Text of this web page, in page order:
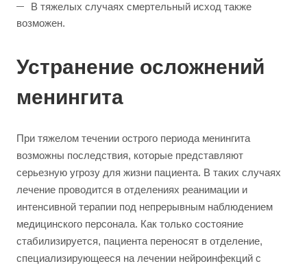
В тяжелых случаях смертельный исход также
возможен.
Устранение осложнений
менингита
При тяжелом течении острого периода менингита
возможны последствия, которые представляют
серьезную угрозу для жизни пациента. В таких случаях
лечение проводится в отделениях реанимации и
интенсивной терапии под непрерывным наблюдением
медицинского персонала. Как только состояние
стабилизируется, пациента переносят в отделение,
специализирующееся на лечении нейроинфекций с